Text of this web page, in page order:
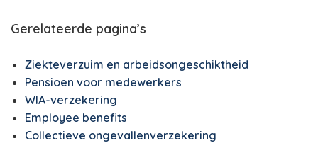
Gerelateerde pagina’s
Ziekteverzuim en arbeidsongeschiktheid
Pensioen voor medewerkers
WIA-verzekering
Employee benefits
Collectieve ongevallenverzekering